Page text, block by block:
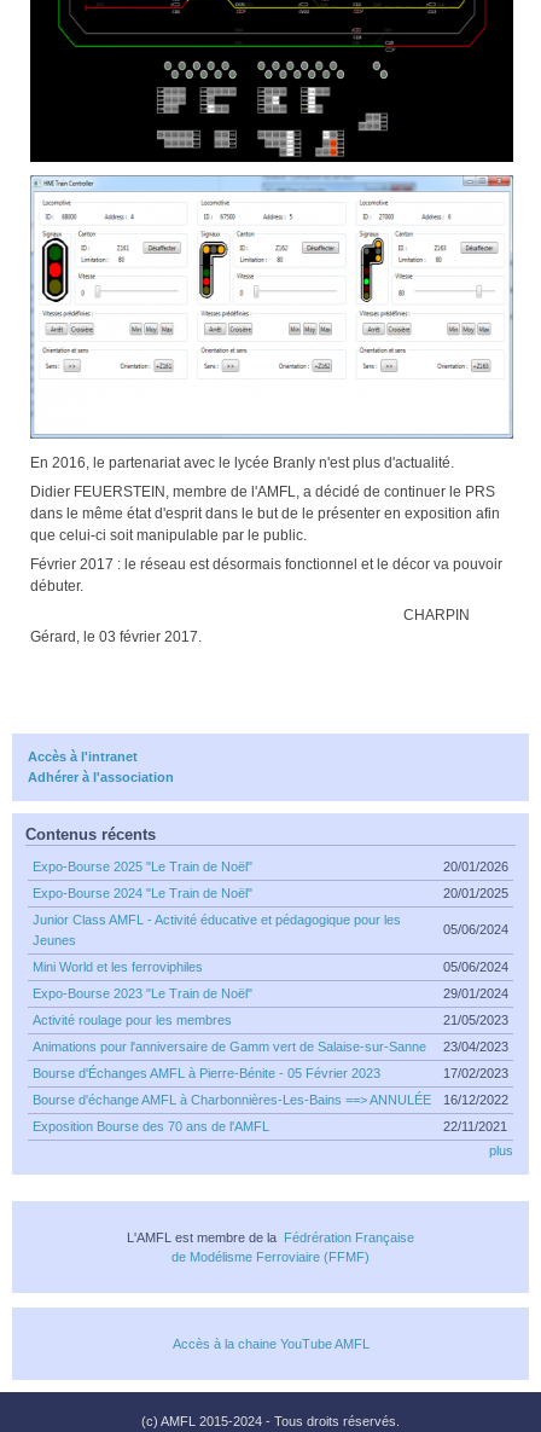
En 2016, le partenariat avec le lycée Branly n'est plus d'actualité.
Didier FEUERSTEIN, membre de l'AMFL, a décidé de continuer le PRS
dans le même état d'esprit dans le but de le présenter en exposition afin
que celui-ci soit manipulable par le public.
Février 2017 : le réseau est désormais fonctionnel et le décor va pouvoir
débuter.
CHARPIN
Gérard, le 03 février 2017.
Accès à l'intranet
Adhérer à l'association
Contenus récents
Expo-Bourse 2025 "Le Train de Noël"
20/01/2026
Expo-Bourse 2024 "Le Train de Noël"
20/01/2025
Junior Class AMFL - Activité éducative et pédagogique pour les
Jeunes
05/06/2024
Mini World et les ferroviphiles
05/06/2024
Expo-Bourse 2023 "Le Train de Noël"
29/01/2024
Activité roulage pour les membres
21/05/2023
Animations pour l'anniversaire de Gamm vert de Salaise-sur-Sanne
23/04/2023
Bourse d'Échanges AMFL à Pierre-Bénite - 05 Février 2023
17/02/2023
Bourse d'échange AMFL à Charbonnières-Les-Bains ==> ANNULÉE
16/12/2022
Exposition Bourse des 70 ans de l'AMFL
22/11/2021
plus
L'AMFL est membre de la
Fédrération Française
de Modélisme Ferroviaire (FFMF)
Accès à la chaine YouTube AMFL
(c) AMFL 2015-2024 - Tous droits réservés.